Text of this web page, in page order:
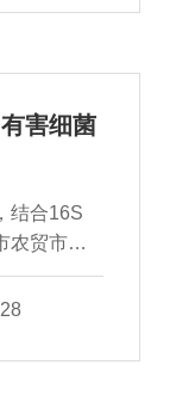
害细菌
结合16S
农贸市场
含有的有害